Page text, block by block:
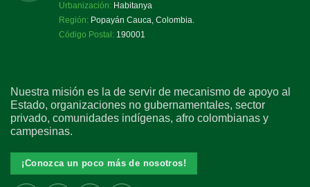
Urbanización: Habitanya
Región: Popayán Cauca, Colombia.
Código Postal: 190001
Nuestra misión es la de servir de mecanismo de apoyo al
Estado, organizaciones no gubernamentales, sector
privado, comunidades indígenas, afro colombianas y
campesinas.
¡Conozca un poco más de nosotros!